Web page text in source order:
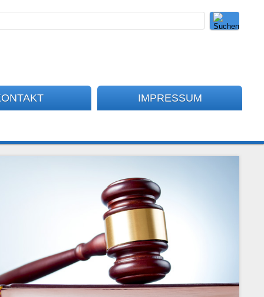
IMPRESSUM